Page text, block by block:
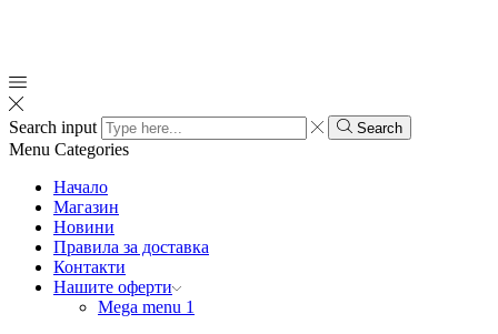
Search input Search
Menu Categories
Начало
Магазин
Новини
Правила за доставка
Контакти
Нашите оферти
Mega menu 1